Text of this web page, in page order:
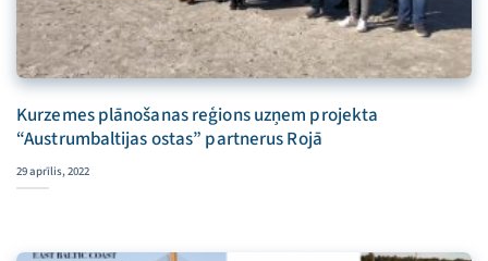
Kurzemes plānošanas reģions uzņem projekta
“Austrumbaltijas ostas” partnerus Rojā
29 aprīlis, 2022